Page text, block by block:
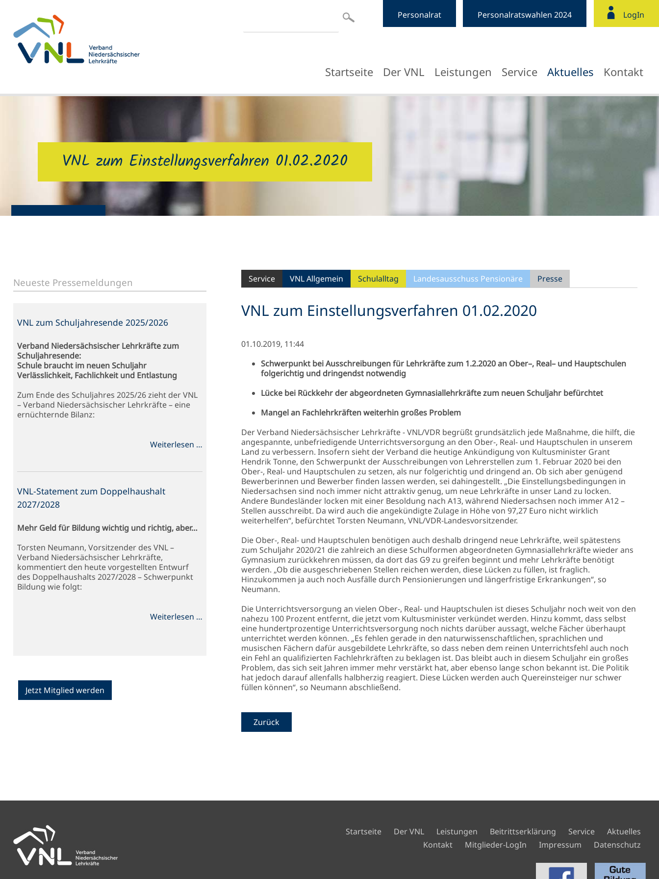
Personalrat Personalratswahlen 2024 LogIn
Navigation
überspringen
Startseite Der VNL Leistungen Service Aktuelles Kontakt
VNL zum Einstellungsverfahren 01.02.2020
Neueste Pressemeldungen
VNL zum Schuljahresende 2025/2026
Verband Niedersächsischer Lehrkräfte zum
Schuljahresende:
Schule braucht im neuen Schuljahr
Verlässlichkeit, Fachlichkeit und Entlastung
Zum Ende des Schuljahres 2025/26 zieht der VNL
– Verband Niedersächsischer Lehrkräfte – eine
ernüchternde Bilanz:
Weiterlesen …
Schuljahresende
2025/2026
VNL-Statement zum Doppelhaushalt
2027/2028
Mehr Geld für Bildung wichtig und richtig, aber…
Torsten Neumann, Vorsitzender des VNL –
Verband Niedersächsischer Lehrkräfte,
kommentiert den heute vorgestellten Entwurf
des Doppelhaushalts 2027/2028 – Schwerpunkt
Bildung wie folgt:
Weiterlesen …
Doppelhaushalt
Jetzt Mitglied werden
Service VNL Allgemein Schulalltag Landesausschuss Pensionäre Presse
VNL zum Einstellungsverfahren 01.02.2020
01.10.2019, 11:44
Schwerpunkt bei Ausschreibungen für Lehrkräfte zum 1.2.2020 an Ober–, Real– und Hauptschulen
folgerichtig und dringendst notwendig
Lücke bei Rückkehr der abgeordneten Gymnasiallehrkräfte zum neuen Schuljahr befürchtet
Mangel an Fachlehrkräften weiterhin großes Problem
Der Verband Niedersächsischer Lehrkräfte - VNL/VDR begrüßt grundsätzlich jede Maßnahme, die hilft, die
angespannte, unbefriedigende Unterrichtsversorgung an den Ober-, Real- und Hauptschulen in unserem
Land zu verbessern. Insofern sieht der Verband die heutige Ankündigung von Kultusminister Grant
Hendrik Tonne, den Schwerpunkt der Ausschreibungen von Lehrerstellen zum 1. Februar 2020 bei den
Ober-, Real- und Hauptschulen zu setzen, als nur folgerichtig und dringend an. Ob sich aber genügend
Bewerberinnen und Bewerber finden lassen werden, sei dahingestellt. „Die Einstellungsbedingungen in
Niedersachsen sind noch immer nicht attraktiv genug, um neue Lehrkräfte in unser Land zu locken.
Andere Bundesländer locken mit einer Besoldung nach A13, während Niedersachsen noch immer A12 –
Stellen ausschreibt. Da wird auch die angekündigte Zulage in Höhe von 97,27 Euro nicht wirklich
weiterhelfen“, befürchtet Torsten Neumann, VNL/VDR-Landesvorsitzender.
Die Ober-, Real- und Hauptschulen benötigen auch deshalb dringend neue Lehrkräfte, weil spätestens
zum Schuljahr 2020/21 die zahlreich an diese Schulformen abgeordneten Gymnasiallehrkräfte wieder ans
Gymnasium zurückkehren müssen, da dort das G9 zu greifen beginnt und mehr Lehrkräfte benötigt
werden. „Ob die ausgeschriebenen Stellen reichen werden, diese Lücken zu füllen, ist fraglich.
Hinzukommen ja auch noch Ausfälle durch Pensionierungen und längerfristige Erkrankungen“, so
Neumann.
Die Unterrichtsversorgung an vielen Ober-, Real- und Hauptschulen ist dieses Schuljahr noch weit von den
nahezu 100 Prozent entfernt, die jetzt vom Kultusminister verkündet werden. Hinzu kommt, dass selbst
eine hundertprozentige Unterrichtsversorgung noch nichts darüber aussagt, welche Fächer überhaupt
unterrichtet werden können. „Es fehlen gerade in den naturwissenschaftlichen, sprachlichen und
musischen Fächern dafür ausgebildete Lehrkräfte, so dass neben dem reinen Unterrichtsfehl auch noch
ein Fehl an qualifizierten Fachlehrkräften zu beklagen ist. Das bleibt auch in diesem Schuljahr ein großes
Problem, das sich seit Jahren immer mehr verstärkt hat, aber ebenso lange schon bekannt ist. Die Politik
hat jedoch darauf allenfalls halbherzig reagiert. Diese Lücken werden auch Quereinsteiger nur schwer
füllen können“, so Neumann abschließend.
Zurück
Navigation
Startseite Der VNL Leistungen Beitrittserklärung Service
Aktuelles
Kontakt Mitglieder-LogIn Impressum Datenschutz